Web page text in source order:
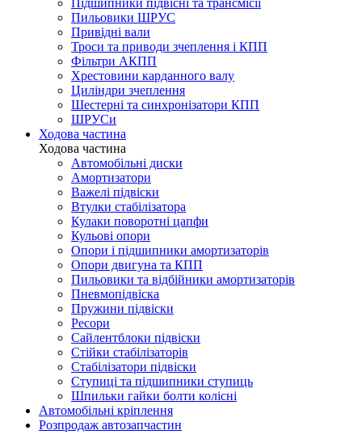
Підшипники підвісні та трансмісії
Пильовики ШРУС
Привідні вали
Троси та приводи зчеплення і КПП
Фільтри АКПП
Хрестовини карданного валу
Циліндри зчеплення
Шестерні та синхронізатори КПП
ШРУСи
Ходова частина
Ходова частина
Автомобільні диски
Амортизатори
Важелі підвіски
Втулки стабілізатора
Кулаки поворотні цапфи
Кульові опори
Опори і підшипники амортизаторів
Опори двигуна та КПП
Пильовики та відбійники амортизаторів
Пневмопідвіска
Пружини підвіски
Ресори
Сайлентблоки підвіски
Стійки стабілізаторів
Стабілізатори підвіски
Ступиці та підшипники ступиць
Шпильки гайки болти колісні
Автомобільні кріплення
Розпродаж автозапчастин